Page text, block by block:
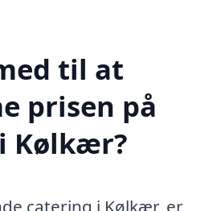
til at
prisen på
Kølkær?
catering i Kølkær, er